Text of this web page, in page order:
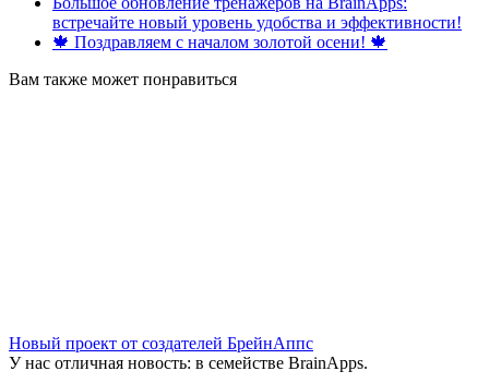
встречайте новый уровень удобства и эффективности!
🍁 Поздравляем с началом золотой осени! 🍁
Вам также может понравиться
Новый проект от создателей БрейнАппс
У нас отличная новость: в семействе BrainApps.